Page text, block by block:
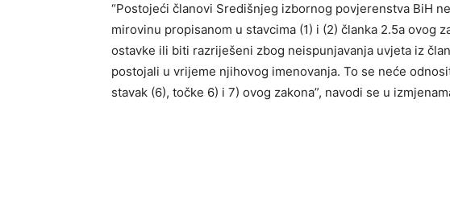
“Postojeći članovi Središnjeg izbornog povjerenstva BiH
mirovinu propisanom u stavcima (1) i (2) članka 2.5a ovog
ostavke ili biti razriješeni zbog neispunjavanja uvjeta iz
postojali u vrijeme njihovog imenovanja. To se neće
stavak (6), točke 6) i 7) ovog zakona”, navodi se u